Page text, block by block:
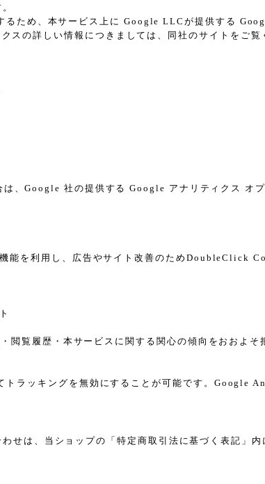
るため、本サービス上に Google LLCが提供する
の詳しい情報につきましては、同社のサイトをご覧
、Google 社の提供する Google アナリティクス オ
能を利用し、広告やサイト改善のためDoubleClick
覧履歴・本サービスに関する関心の傾向をおおよそ
ラッキングを無効にすることが可能です。Google
せは、当ショップの「特定商取引法に基づく表記」内